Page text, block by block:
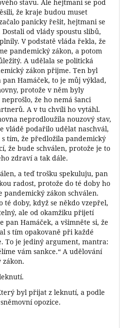
stavu. Ale hejtmani se pod
že kraje budou muset
panicky řešit, hejtmani se
od vlády spoustu slibů,
V podstatě vláda řekla, že
pandemický zákon, a potom
A udělala se politická
zákon přijme. Ten byl
Hamáček, to je můj výklad,
protože v něm byly
že ho nemá šanci
A v tu chvíli ho vytáhl.
neprodloužila nouzový stav,
vládě podařilo udělat naschvál,
tím, že předložila pandemický
že bude schválen, protože je to
zdraví a tak dále.
a teď trošku spekuluju, pan
radost, protože do té doby ho
zákon schválen.
té doby, když se někdo vzepřel,
ale od okamžiku přijetí
pan Hamáček, a všimněte si, že
s tím opakovaně při každé
To je jediný argument, mantra:
vám sankce.“ A udělování
zákon.
byl přijat z leknutí, a podle
opozice.